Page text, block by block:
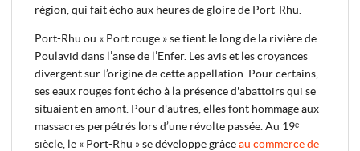
région, qui fait écho aux heures de gloire de Port-Rhu.
Port-Rhu ou « Port rouge » se tient le long de la rivière de
Poulavid dans l’anse de l’Enfer. Les avis et les croyances
divergent sur l’origine de cette appellation. Pour certains,
ses eaux rouges font écho à la présence d'abattoirs qui se
situaient en amont. Pour d'autres, elles font hommage aux
massacres perpétrés lors d’une révolte passée. Au 19ᵉ
siècle, le « Port-Rhu » se développe grâceau commerce de